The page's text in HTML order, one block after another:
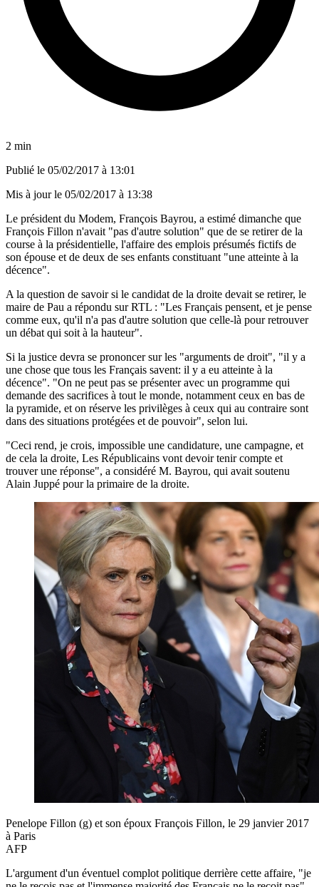
2 min
Publié le 05/02/2017 à 13:01
Mis à jour le 05/02/2017 à 13:38
Le président du Modem, François Bayrou, a estimé dimanche que
François Fillon n'avait "pas d'autre solution" que de se retirer de la
course à la présidentielle, l'affaire des emplois présumés fictifs de
son épouse et de deux de ses enfants constituant "une atteinte à la
décence".
A la question de savoir si le candidat de la droite devait se retirer, le
maire de Pau a répondu sur RTL : "Les Français pensent, et je pense
comme eux, qu'il n'a pas d'autre solution que celle-là pour retrouver
un débat qui soit à la hauteur".
Si la justice devra se prononcer sur les "arguments de droit", "il y a
une chose que tous les Français savent: il y a eu atteinte à la
décence". "On ne peut pas se présenter avec un programme qui
demande des sacrifices à tout le monde, notamment ceux en bas de
la pyramide, et on réserve les privilèges à ceux qui au contraire sont
dans des situations protégées et de pouvoir", selon lui.
"Ceci rend, je crois, impossible une candidature, une campagne, et
de cela la droite, Les Républicains vont devoir tenir compte et
trouver une réponse", a considéré M. Bayrou, qui avait soutenu
Alain Juppé pour la primaire de la droite.
Penelope Fillon (g) et son époux François Fillon, le 29 janvier 2017
à Paris
AFP
L'argument d'un éventuel complot politique derrière cette affaire, "je